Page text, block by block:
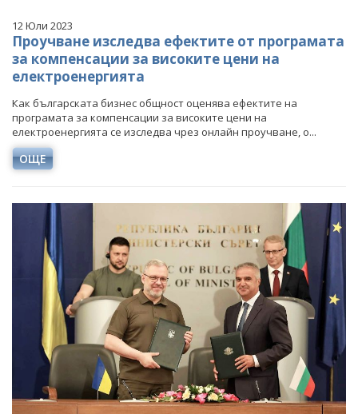
12 Юли 2023
Проучване изследва ефектите от програмата
за компенсации за високите цени на
електроенергията
Как българската бизнес общност оценява ефектите на
програмата за компенсации за високите цени на
електроенергията се изследва чрез онлайн проучване, о...
ОЩЕ